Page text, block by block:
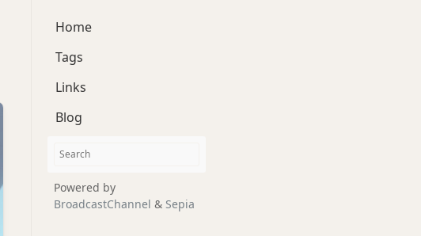
Home
Tags
Links
Blog
Powered by
BroadcastChannel & Sepia